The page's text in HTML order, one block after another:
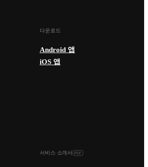
다운로드
Android 앱
iOS 앱
서비스 소개서